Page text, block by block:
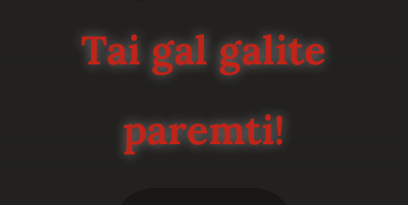
Tai gal galite
paremti!